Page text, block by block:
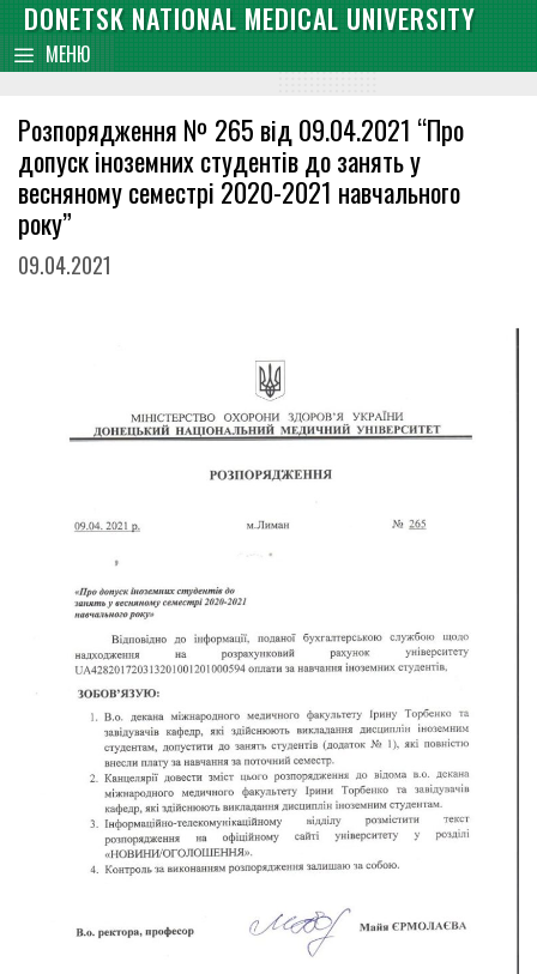
content
Skip
to
content
DONETSK NATIONAL MEDICAL UNIVERSITY
МЕНЮ
Розпорядження № 265 від 09.04.2021 “Про
допуск іноземних студентів до занять у
весняному семестрі 2020-2021 навчального
року”
09.04.2021